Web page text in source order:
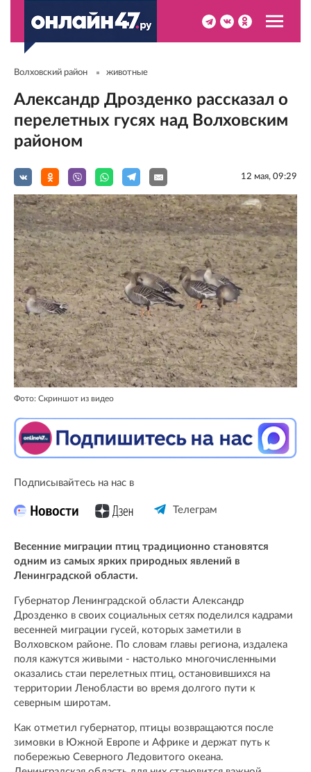
Волховский район животные
Александр Дрозденко рассказал о
перелетных гусях над Волховским
районом
12 мая, 09:29
Фото: Скриншот из видео
Подписывайтесь на нас в
Телеграм
Весенние миграции птиц традиционно становятся
одним из самых ярких природных явлений в
Ленинградской области.
Губернатор Ленинградской области Александр
Дрозденко в своих социальных сетях поделился кадрами
весенней миграции гусей, которых заметили в
Волховском районе. По словам главы региона, издалека
поля кажутся живыми - настолько многочисленными
оказались стаи перелетных птиц, остановившихся на
территории Ленобласти во время долгого пути к
северным широтам.
Как отметил губернатор, птицы возвращаются после
зимовки в Южной Европе и Африке и держат путь к
побережью Северного Ледовитого океана.